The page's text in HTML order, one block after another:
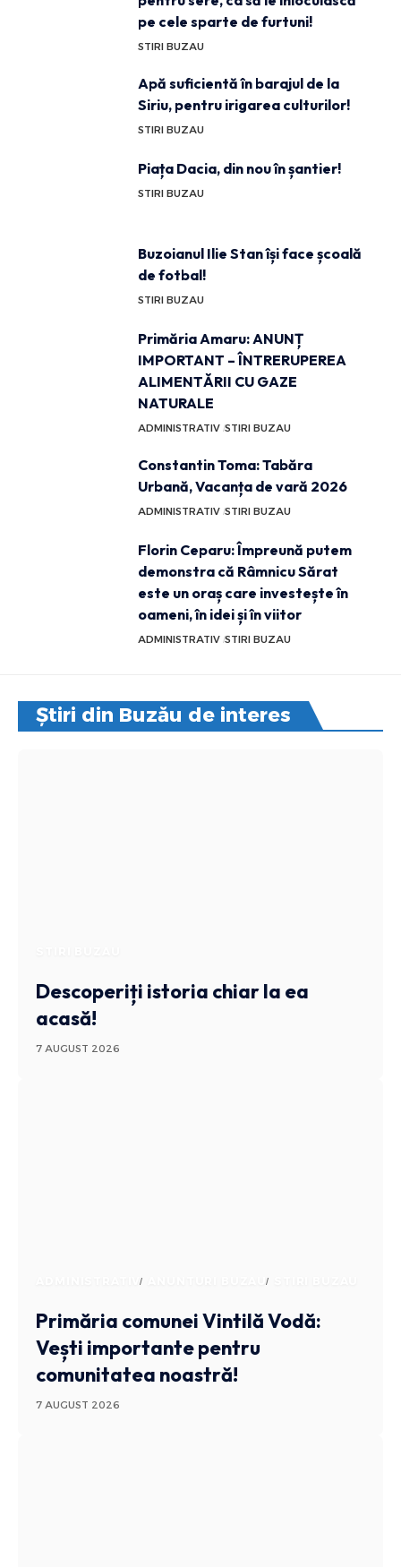
pe cele sparte de furtuni!
STIRI BUZAU
Apă suficientă în barajul de la
Siriu, pentru irigarea culturilor!
STIRI BUZAU
Piața Dacia, din nou în șantier!
STIRI BUZAU
Buzoianul Ilie Stan își face școală
de fotbal!
STIRI BUZAU
Primăria Amaru: ANUNȚ
IMPORTANT – ÎNTRERUPEREA
ALIMENTĂRII CU GAZE
NATURALE
ADMINISTRATIV STIRI BUZAU
Constantin Toma: Tabăra
Urbană, Vacanța de vară 2026
ADMINISTRATIV STIRI BUZAU
Florin Ceparu: Împreună putem
demonstra că Râmnicu Sărat
este un oraș care investește în
oameni, în idei și în viitor
ADMINISTRATIV STIRI BUZAU
Știri din Buzău de interes
Descoperiți istoria chiar la ea
acasă!
7 AUGUST 2026
ADMINISTRATIV ANUNTURI BUZAU
Primăria comunei Vintilă Vodă:
Vești importante pentru
comunitatea noastră!
7 AUGUST 2026